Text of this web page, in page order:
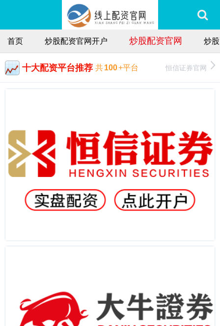
首页 炒股配资官网开户 炒股配资官网 炒
十大配资平台推荐 共100+平台 恒信证券官网